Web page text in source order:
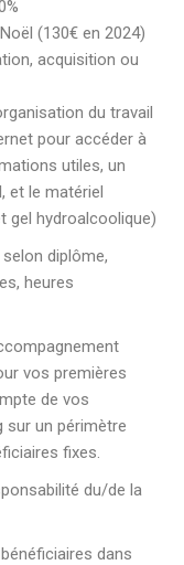
(130€ en 2024)
acquisition ou
du travail
pour accéder à
utiles, un
et le matériel
gel hydroalcoolique)
diplôme,
heures
vos premières
de vos
sur un périmètre
fixes.
du/de la
dans